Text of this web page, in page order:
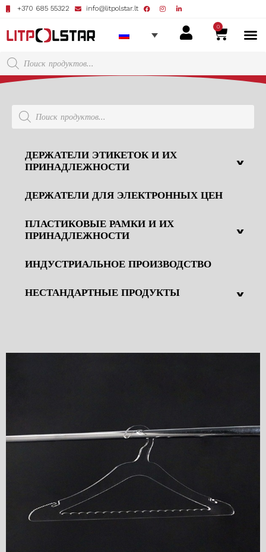
+370 685 55322 info@litpolstar.lt
0
^
ДЕРЖАТЕЛИ ЭТИКЕТОК И ИХ
ПРИНАДЛЕЖНОСТИ
ДЕРЖАТЕЛИ ДЛЯ ЭЛЕКТРОННЫХ ЦЕН
^
ПЛАСТИКОВЫЕ РАМКИ И ИХ
ПРИНАДЛЕЖНОСТИ
ИНДУСТРИАЛЬНОЕ ПРОИЗВОДСТВО
^
НЕСТАНДАРТНЫЕ ПРОДУКТЫ